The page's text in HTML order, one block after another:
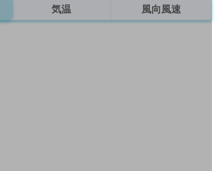
気温 風向風速